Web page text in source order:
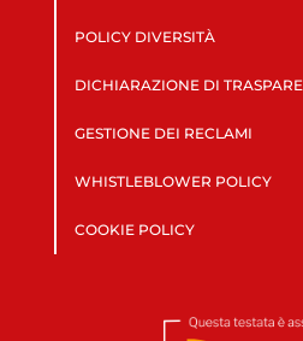
POLICY DIVERSITÀ
DICHIARAZIONE DI
GESTIONE DEI RECLAMI
WHISTLEBLOWER POLICY
COOKIE POLICY